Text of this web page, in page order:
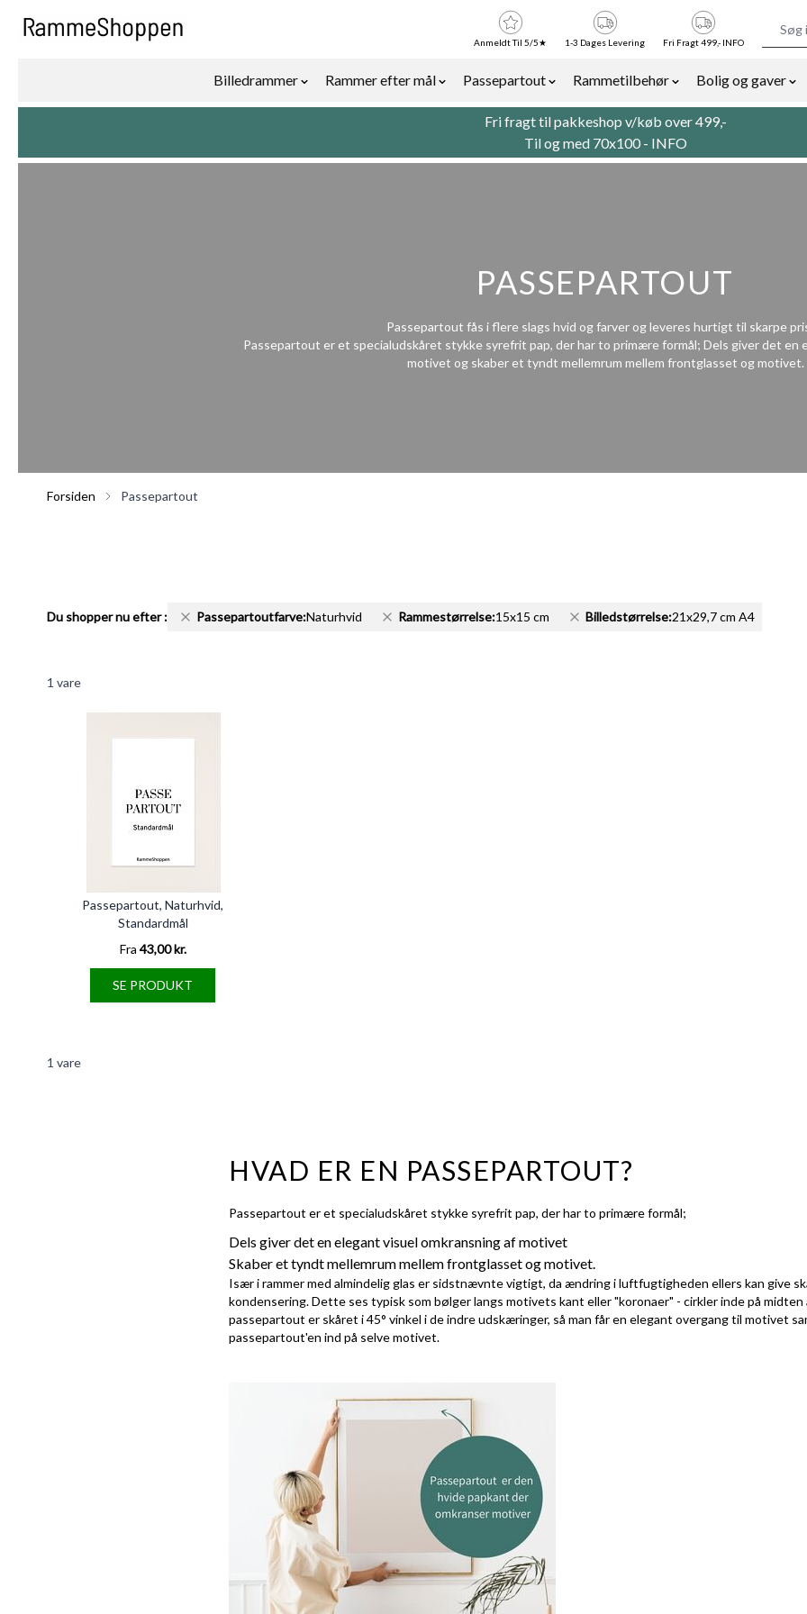
Billedrammer
Rammer efter mål
Passepartout
Rammetilbehør
Bolig og gaver
Anmeldt Til 5/5★ 1-3 Dages Levering Fri Fragt 499,- INFO
Fri fragt til pakkeshop v/køb over 499,-
Til og med 70x100 - INFO
PASSEPARTOUT
Passepartout fås i flere slags hvid og farver og leveres hurtigt til skarpe
Passepartout er et specialudskåret stykke syrefrit pap, der har to primære formål; Dels giver det en
motivet og skaber et tyndt mellemrum mellem frontglasset og motivet.
Forsiden Passepartout
Du shopper nu efter: Passepartoutfarve:Naturhvid Rammestørrelse:15x15 cm Billedstørrelse:21x29,7 cm A4
1 vare
Passepartout, Naturhvid,
Standardmål
Fra 43,00 kr.
SE PRODUKT
1 vare
HVAD ER EN PASSEPARTOUT?
Passepartout er et specialudskåret stykke syrefrit pap, der har to primære formål;
Dels giver det en elegant visuel omkransning af motivet
Skaber et tyndt mellemrum mellem frontglasset og motivet.
Især i rammer med almindelig glas er sidstnævnte vigtigt, da ændring i luftfugtigheden ellers kan give
kondensering. Dette ses typisk som bølger langs motivets kant eller "koronaer" - cirkler inde på
passepartout er skåret i 45° vinkel i de indre udskæringer, så man får en elegant overgang til motivet
passepartout'en ind på selve motivet.